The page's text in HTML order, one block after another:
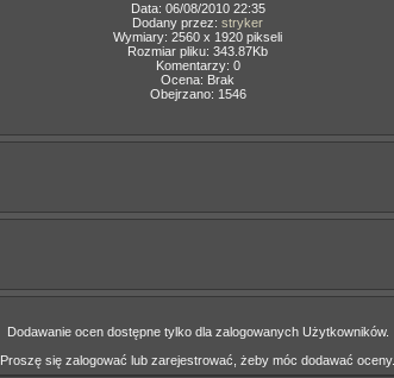
Data: 06/08/2010 22:35
Dodany przez: stryker
Wymiary: 2560 x 1920 pikseli
Rozmiar pliku: 343.87Kb
Komentarzy: 0
Ocena: Brak
Obejrzano: 1546
Dodawanie ocen dostępne tylko dla zalogowanych Użytkowników.
Proszę się zalogować lub zarejestrować, żeby móc dodawać oceny.